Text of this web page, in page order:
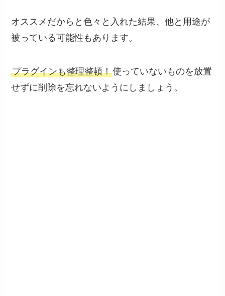
オススメだからと色々と入れた結果、他と用途が
被っている可能性もあります。
プラグインも整理整頓！使っていないものを放置
せずに削除を忘れないようにしましょう。